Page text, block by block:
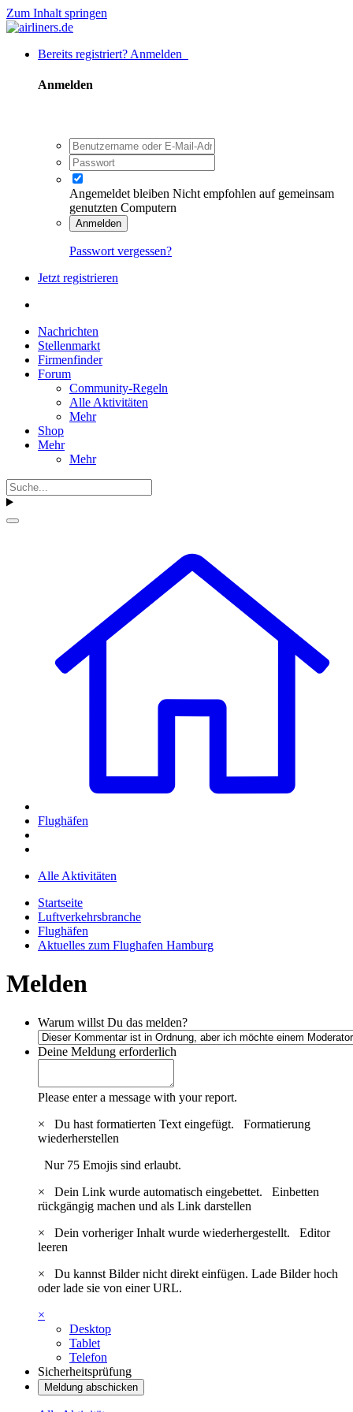
Zum Inhalt springen
Bereits registriert? Anmelden
Anmelden
Angemeldet bleiben Nicht empfohlen auf gemeinsam
genutzten Computern
Anmelden
Passwort vergessen?
Jetzt registrieren
Nachrichten
Stellenmarkt
Firmenfinder
Forum
Community-Regeln
Alle Aktivitäten
Mehr
Shop
Mehr
Mehr
Flughäfen
Alle Aktivitäten
Startseite
Luftverkehrsbranche
Flughäfen
Aktuelles zum Flughafen Hamburg
Melden
Warum willst Du das melden?
Deine Meldung erforderlich
Please enter a message with your report.
×
Du hast formatierten Text eingefügt. Formatierung
wiederherstellen
Nur 75 Emojis sind erlaubt.
×
Dein Link wurde automatisch eingebettet. Einbetten
rückgängig machen und als Link darstellen
×
Dein vorheriger Inhalt wurde wiederhergestellt. Editor
leeren
×
Du kannst Bilder nicht direkt einfügen. Lade Bilder hoch
oder lade sie von einer URL.
×
Desktop
Tablet
Telefon
Sicherheitsprüfung
Meldung abschicken